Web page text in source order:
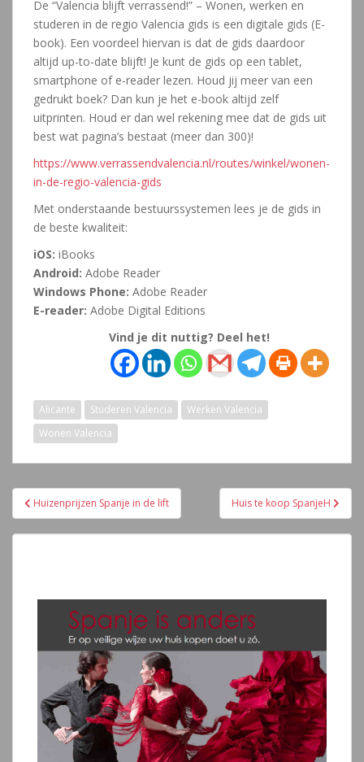
De “Valencia blijft verrassend!” – Wonen, werken en
studeren in de regio Valencia gids is een digitale gids (E-
book). Een voordeel hiervan is dat de gids daardoor
altijd up-to-date blijft! Je kunt de gids op een tablet,
smartphone of e-reader lezen. Houd jij meer van een
gedrukt boek? Dan kun je het e-book altijd zelf
uitprinten. Houd er dan wel rekening mee dat de gids uit
best wat pagina’s bestaat (meer dan 300)!
https://www.verrassendvalencia.nl/routes/winkel/wonen-
in-de-regio-valencia-gids
Met onderstaande bestuurssystemen lees je de gids in
de beste kwaliteit:
iOS: iBooks
Android: Adobe Reader
Windows Phone: Adobe Reader
E-reader: Adobe Digital Editions
Vind je dit nuttig? Deel het!
Alicante Studeren Valencia
Werken Valencia
Wonen Valencia
Navegación
de
entradas
Huizenprijzen Spanje in de lift Huis te koop SpanjeH